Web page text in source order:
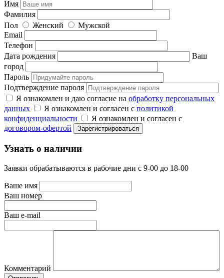
Имя
Фамилия
Пол
Женский
Мужской
Email
Телефон
Дата рождения
Ваш
город
Пароль
Подтверждение пароля
Я ознакомлен и даю согласие на обработку персональных
данных
Я ознакомлен и согласен с политикой
конфиденциальности
Я ознакомлен и согласен с
договором-офертой
Узнать о наличии
Заявки обрабатываются в рабочие дни с 9-00 до 18-00
Ваше имя
Ваш номер
Ваш e-mail
Комментарий